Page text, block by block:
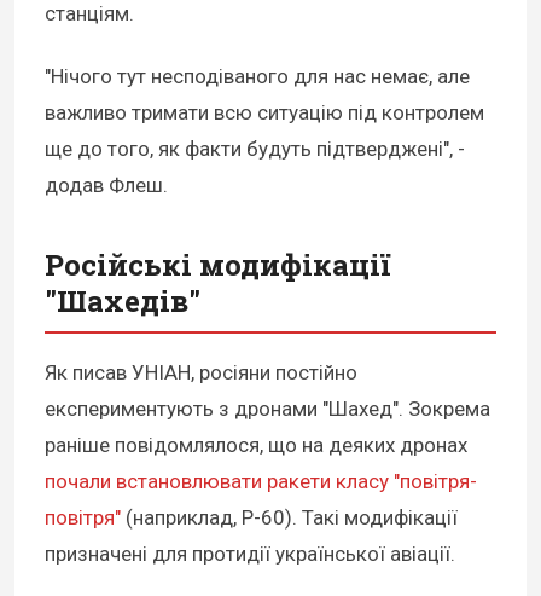
станціям.
"Нічого тут несподіваного для нас немає, але
важливо тримати всю ситуацію під контролем
ще до того, як факти будуть пiдтверджені", -
додав Флеш.
Російські модифікації
"Шахедів"
Як писав УНІАН, росіяни постійно
експериментують з дронами "Шахед". Зокрема
раніше повідомлялося, що на деяких дронах
почали встановлювати ракети класу "повітря-
повітря" (наприклад, Р-60). Такі модифікації
призначені для протидії української авіації.